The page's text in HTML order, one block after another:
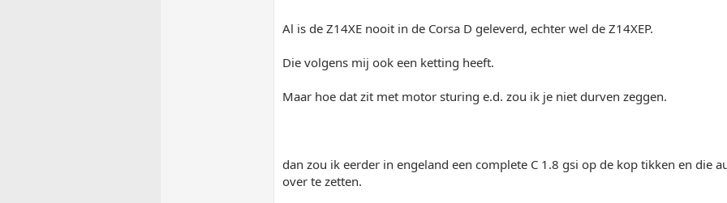
Al is de Z14XE nooit in de Corsa D geleverd, echter wel de Z14XEP.
Die volgens mij ook een ketting heeft.
Maar hoe dat zit met motor sturing e.d. zou ik je niet durven zeggen.
dan zou ik eerder in engeland een complete C 1.8 gsi op de kop tikken en die
over te zetten.